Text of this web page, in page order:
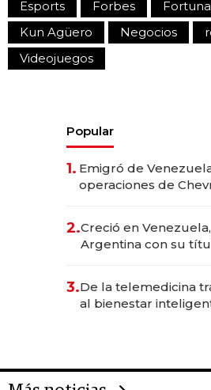
Esports Forbes Fortuna
Kun Agüero
Negocios
Videojuegos
Popular
1. Emigró de
operaciones de
2.Creció en
Argentina con su
las marcas "fast
3.De la telemedicina
al bienestar